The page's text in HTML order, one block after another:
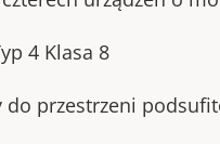
4 Klasa 8
do przestrzeni